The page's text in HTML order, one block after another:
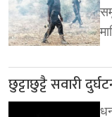
छुट्टाछुट्टै सवारी